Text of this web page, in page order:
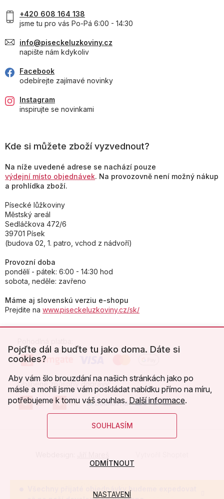
Pojďte dál a buďte tu jako doma. Dáte si
cookies?
Aby vám šlo brouzdání na našich stránkách jako po
másle a mohli jsme vám poskládat nabídku přímo na míru,
potřebujeme k tomu váš souhlas. Další informace.
SOUHLASÍM
NASTAVENÍ
ODMÍTNOUT
Všechny přijaté objednávky budeme expedovat
+420 608 164 138
jsme tu pro vás Po-Pá 6:00 - 14:30
info@piseckeluzkoviny.cz
napište nám kdykoliv
Facebook
odebírejte zajímavé novinky
Instagram
inspirujte se novinkami
Kde si můžete zboží vyzvednout?
Na níže uvedené adrese se nachází pouze
výdejní místo objednávek. Na provozovně není možný nákup
a prohlídka zboží.
Písecké lůžkoviny
Městský areál
Sedláčkova 472/6
39701 Písek
(budova 02, 1. patro, vchod z nádvoří)
Provozní doba
pondělí - pátek: 6:00 - 14:30 hod
sobota, neděle: zavřeno
Máme aj slovenskú verziu e-shopu
Prejdite na www.piseckeluzkoviny.cz/sk/
Oblíbené způsoby dopravy:
Upravit nastavení cookies